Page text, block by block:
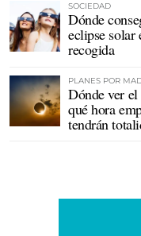
SOCIEDAD
Dónde
eclipse solar
recogida
PLANES POR
Dónde ver
qué hora
tendrán